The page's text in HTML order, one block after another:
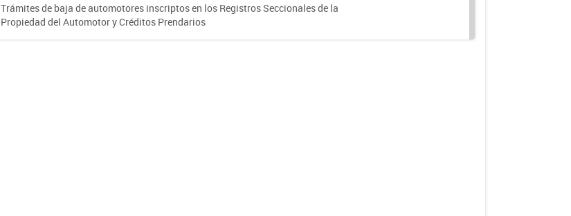
Trámites de baja de automotores inscriptos en los Registros Seccionales de la
Propiedad del Automotor y Créditos Prendarios